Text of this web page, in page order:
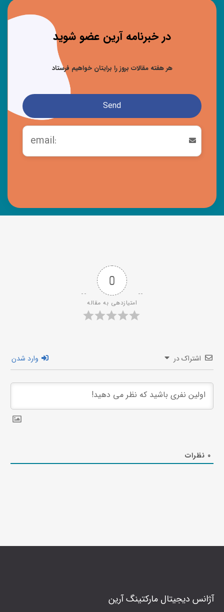
در خبرنامه آرین عضو شوید
هر هفته مقالات بروز را برایتان خواهیم فرستاد
Send
0
امتیازدهی به مقاله
اشتراک در وارد شدن
0 نظرات
آژانس دیجیتال مارکتینگ آرین